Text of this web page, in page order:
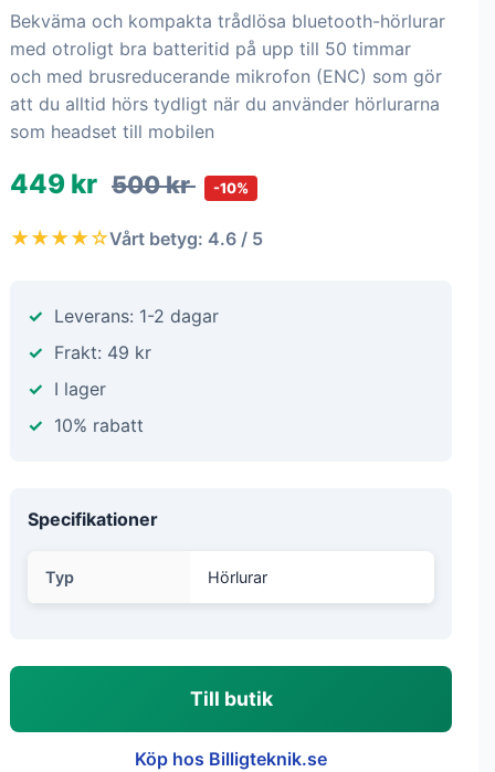
Bekväma och kompakta trådlösa bluetooth-hörlurar
med otroligt bra batteritid på upp till 50 timmar
och med brusreducerande mikrofon (ENC) som gör
att du alltid hörs tydligt när du använder hörlurarna
som headset till mobilen
449 kr 500 kr -10%
★★★★☆Vårt betyg: 4.6 / 5
Leverans: 1-2 dagar
Frakt: 49 kr
I lager
10% rabatt
Specifikationer
Typ Hörlurar
Till butik
Köp hos Billigteknik.se